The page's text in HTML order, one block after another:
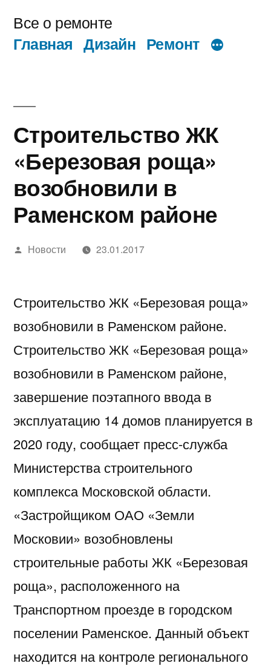
содержимому
Все о ремонте
Главная Дизайн Ремонт
Строительство ЖК
«Березовая роща»
возобновили в
Раменском районе
Написано
Новости 23.01.2017
Строительство ЖК «Березовая роща»
возобновили в Раменском районе.
Строительство ЖК «Березовая роща»
возобновили в Раменском районе,
завершение поэтапного ввода в
эксплуатацию 14 домов планируется в
2020 году, сообщает пресс-служба
Министерства строительного
комплекса Московской области.
«Застройщиком ОАО «Земли
Московии» возобновлены
строительные работы ЖК «Березовая
роща», расположенного на
Транспортном проезде в городском
поселении Раменское. Данный объект
находится на контроле регионального